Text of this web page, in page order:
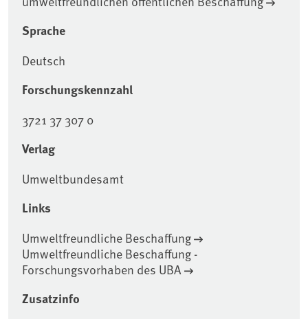
Sprache
Deutsch
Forschungskennzahl
3721 37 307 0
Verlag
Umweltbundesamt
Links
Umweltfreundliche Beschaffung
Umweltfreundliche Beschaffung -
Forschungsvorhaben des UBA
Zusatzinfo